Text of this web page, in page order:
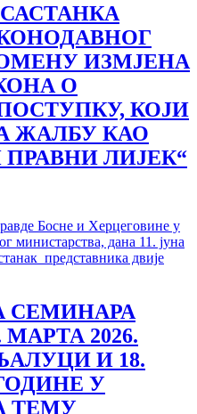
ИЗМЈЕНА
О
КОЈИ
ЖАЛБУ КАО
ЛИЈЕК“
Босне и Херцеговине у
министарства, дана 11. јуна
представника двије
СЕМИНАРА
2026.
И 18.
У
ТЕМУ